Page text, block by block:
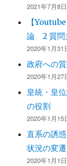
2021年7月8
【
論 2 質問
2020年1月31
政府への
2020年1月27
皇統・皇
の役割
2020年1月15
直系の誘
状況の変遷
2020年1月1